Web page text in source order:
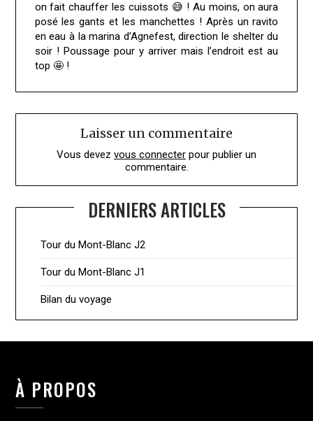
on fait chauffer les cuissots 😅 ! Au moins, on aura
posé les gants et les manchettes ! Après un ravito
en eau à la marina d’Agnefest, direction le shelter du
soir ! Poussage pour y arriver mais l’endroit est au
top 🤩 !
Laisser un commentaire
Vous devez vous connecter pour publier un
commentaire.
DERNIERS ARTICLES
Tour du Mont-Blanc J2
Tour du Mont-Blanc J1
Bilan du voyage
À PROPOS